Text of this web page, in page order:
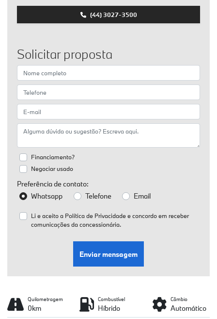
(44) 3027-3500
Solicitar proposta
Financiamento?
Negociar usado
Preferência de contato:
Whatsapp
Telefone Email
Li e aceito a Política de Privacidadee concordo em receber
comunicações da concessionária.
Enviar mensagem
Câmbio
Automático
Combustível
Híbrido
Quilometragem
0km